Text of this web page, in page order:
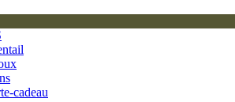
cadeau